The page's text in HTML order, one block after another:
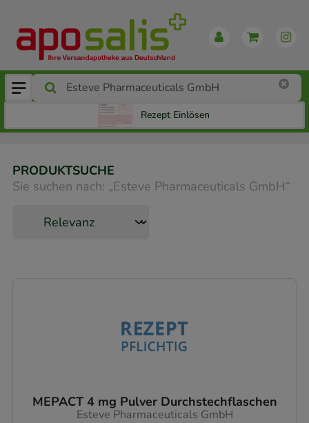
Rezept Einlösen
PRODUKTSUCHE
Sie suchen nach: „Esteve Pharmaceuticals GmbH“
MEPACT 4 mg Pulver Durchstechflaschen
Esteve Pharmaceuticals GmbH